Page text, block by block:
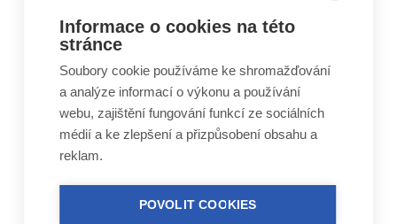
Lebduška Martin
Lesák Jiří
Lukáš Miloslav
Macháček Jiří
Máca Karel
Málek Vlastimil
Matal Oldřich
Matyášek Ivo
Matyskiewiczová Lenka
Mikulášek Josef
Mikuláštíková Petra
Informace o cookies na této
stránce
Soubory cookie používáme ke shromažďování
a analýze informací o výkonu a používání
webu, zajištění fungování funkcí ze sociálních
médií a ke zlepšení a přizpůsobení obsahu a
reklam.
POVOLIT COOKIES